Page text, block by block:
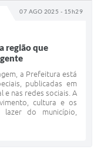
07 AGO 2025 - 15h29
região que
a Prefeitura está
publicadas em
e nas redes sociais. A
cultura e os
lazer do município,